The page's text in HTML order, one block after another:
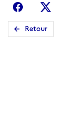
Facebook
Retour